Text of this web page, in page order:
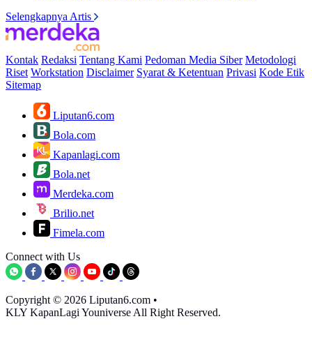
Selengkapnya Artis
Kontak Redaksi Tentang Kami Pedoman Media Siber Metodologi
Riset Workstation Disclaimer Syarat & Ketentuan Privasi Kode Etik
Sitemap
Liputan6.com
Bola.com
Kapanlagi.com
Bola.net
Merdeka.com
Brilio.net
Fimela.com
Connect with Us
Copyright © 2026 Liputan6.com •
KLY KapanLagi Youniverse All Right Reserved.